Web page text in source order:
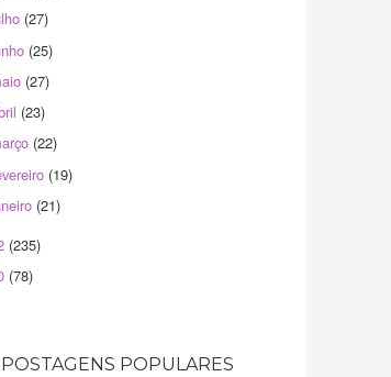
(27)
(25)
(27)
(23)
(22)
(19)
(21)
(235)
(78)
POSTAGENS POPULARES